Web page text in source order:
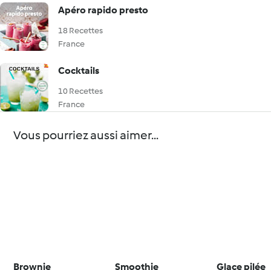
Apéro rapido presto
18 Recettes
France
Cocktails
10 Recettes
France
Vous pourriez aussi aimer...
Brownie Smoothie Glace pilée